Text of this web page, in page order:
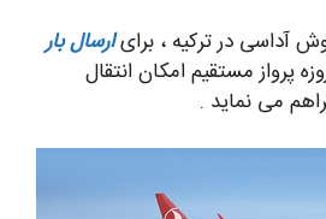
آداسی در ترکیه ، برایارسال بار
پرواز مستقیم امکان انتقال
می نماید .